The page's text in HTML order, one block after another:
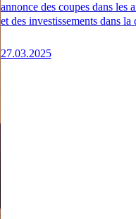
annonce des coupes dans les
et des investissements dans la
27.03.2025